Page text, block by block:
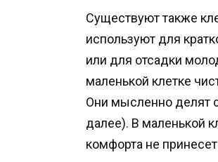
Существуют также
используют для
или для отсадки
маленькой клетке
Они мысленно делят
далее). В маленькой
комфорта не